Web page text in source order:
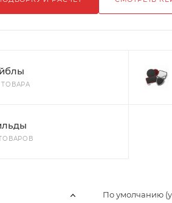
ТОВАРА
ТОВАРОВ
По умолчанию